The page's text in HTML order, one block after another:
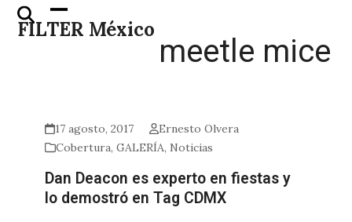
Skip
FILTER México
Open
mobile
Close
mobile
meetle mice
17 agosto, 2017
Ernesto Olvera
Cobertura,GALERÍA, Noticias
Dan Deacon es experto en fiestas y
lo demostró en Tag CDMX